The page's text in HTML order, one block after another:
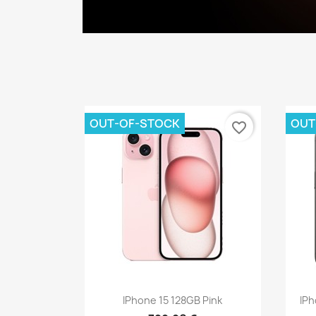
Vista rápida
IPhone 15 128GB Pink
OUT-OF-STOCK favorite_border